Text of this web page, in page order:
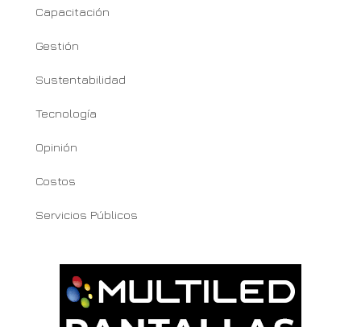
Capacitación
Gestión
Sustentabilidad
Tecnología
Opinión
Costos
Servicios Públicos